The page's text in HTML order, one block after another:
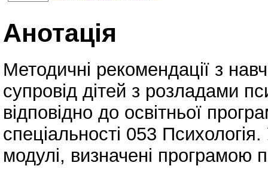
Анотація
Методичні рекомендації з
супровід дітей з розладами
відповідно до освітньої
спеціальності 053
модулі, визначені програмою